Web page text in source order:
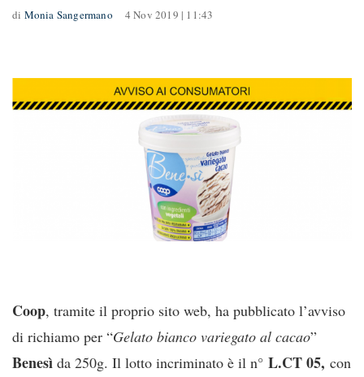
di Monia Sangermano 4 Nov 2019 | 11:43
Coop, tramite il proprio sito web, ha pubblicato l’avviso
di richiamo per “Gelato bianco variegato al cacao”
Benesì da 250g. Il lotto incriminato è il n° L.CT 05, con